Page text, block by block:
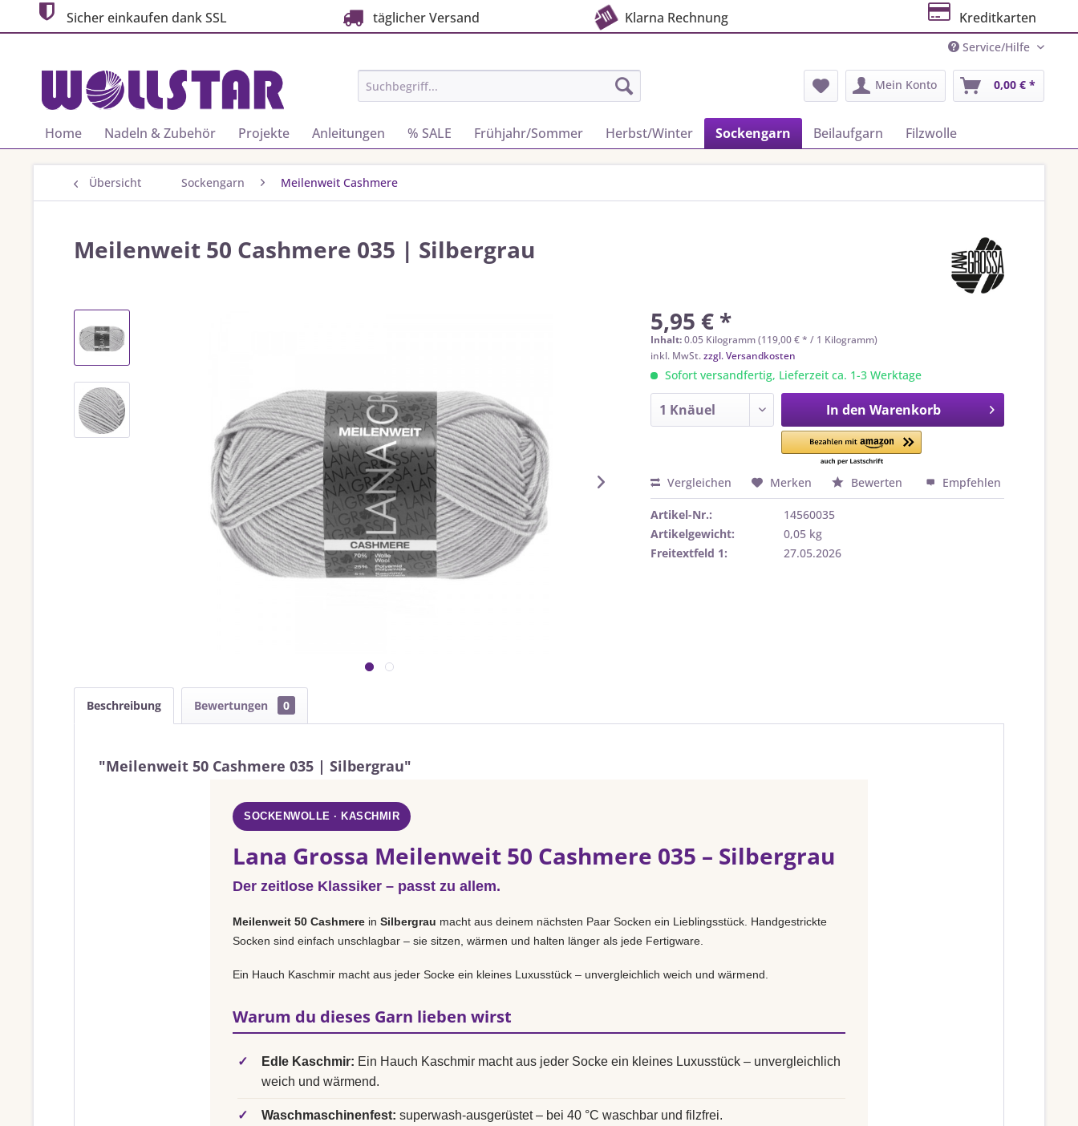
Sicher einkaufen dank SSL täglicher Versand Klarna Rechnung Kreditkarten
Service/Hilfe
Mein Konto 0,00 € *
Home Nadeln & Zubehör Projekte Anleitungen % SALE Frühjahr/Sommer Herbst/Winter Sockengarn Beilaufgarn Filzwolle
Übersicht Sockengarn Meilenweit Cashmere
Meilenweit 50 Cashmere 035 | Silbergrau
5,95 € *
Inhalt:0.05 Kilogramm (119,00 € * / 1 Kilogramm)
inkl. MwSt.zzgl. Versandkosten
Sofort versandfertig, Lieferzeit ca. 1-3 Werktage
In den Warenkorb
Vergleichen Merken Bewerten Empfehlen
Artikel-Nr.:
14560035
Artikelgewicht:
0,05 kg
Freitextfeld 1:
27.05.2026
Beschreibung Bewertungen 0
"Meilenweit 50 Cashmere 035 | Silbergrau"
SOCKENWOLLE · KASCHMIR
Lana Grossa Meilenweit 50 Cashmere 035 – Silbergrau
Der zeitlose Klassiker – passt zu allem.
Meilenweit 50 Cashmere in Silbergrau macht aus deinem nächsten Paar Socken ein Lieblingsstück. Handgestrickte
Socken sind einfach unschlagbar – sie sitzen, wärmen und halten länger als jede Fertigware.
Ein Hauch Kaschmir macht aus jeder Socke ein kleines Luxusstück – unvergleichlich weich und wärmend.
Warum du dieses Garn lieben wirst
✓ Edle Kaschmir: Ein Hauch Kaschmir macht aus jeder Socke ein kleines Luxusstück – unvergleichlich
weich und wärmend.
✓ Waschmaschinenfest: superwash-ausgerüstet – bei 40 °C waschbar und filzfrei.